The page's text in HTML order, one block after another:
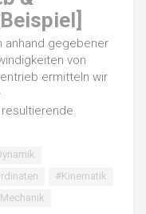
anhand gegebener
von
ermitteln wir
#Kinematik